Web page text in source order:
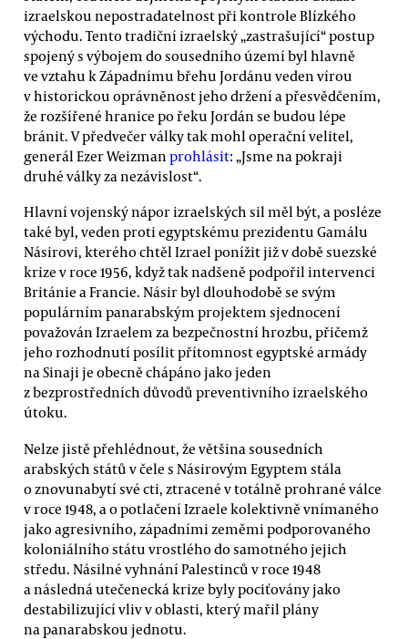
izraelskou nepostradatelnost při kontrole Blízkého
východu. Tento tradiční izraelský „zastrašující“ postup
spojený s výbojem do sousedního území byl hlavně
ve vztahu k Západnímu břehu Jordánu veden vírou
v historickou oprávněnost jeho držení a přesvědčením,
že rozšířené hranice po řeku Jordán se budou lépe
bránit. V předvečer války tak mohl operační velitel,
generál Ezer Weizman prohlásit: „Jsme na pokraji
druhé války za nezávislost“.
Hlavní vojenský nápor izraelských sil měl být, a posléze
také byl, veden proti egyptskému prezidentu Gamálu
Násirovi, kterého chtěl Izrael ponížit již v době suezské
krize v roce 1956, když tak nadšeně podpořil intervenci
Británie a Francie. Násir byl dlouhodobě se svým
populárním panarabským projektem sjednocení
považován Izraelem za bezpečnostní hrozbu, přičemž
jeho rozhodnutí posílit přítomnost egyptské armády
na Sinaji je obecně chápáno jako jeden
z bezprostředních důvodů preventivního izraelského
útoku.
Nelze jistě přehlédnout, že většina sousedních
arabských států v čele s Násirovým Egyptem stála
o znovunabytí své cti, ztracené v totálně prohrané válce
v roce 1948, a o potlačení Izraele kolektivně vnímaného
jako agresivního, západními zeměmi podporovaného
koloniálního státu vrostlého do samotného jejich
středu. Násilné vyhnání Palestinců v roce 1948
a následná utečenecká krize byly pociťovány jako
destabilizující vliv v oblasti, který mařil plány
na panarabskou jednotu.